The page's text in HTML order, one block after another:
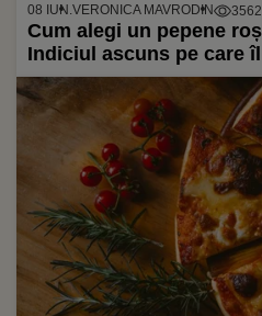
08 IUN.VERONICA MAVRODIN 3562
Cum alegi un pepene
Indiciul ascuns pe care